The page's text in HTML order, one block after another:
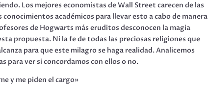
Los mejores economistas de Wall Street carecen de las
conocimientos académicos para llevar esto a cabo de manera
de Hogwarts más eruditos desconocen la magia
propuesta. Ni la fe de todas las preciosas religiones que
para que este milagro se haga realidad. Analicemos
para ver si concordamos con ellos o no.
y me piden el cargo»